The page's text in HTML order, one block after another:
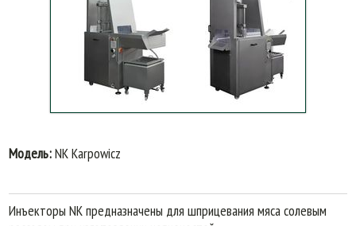
Модель:NK Karpowicz
Инъекторы NK предназначены для шприцевания мяса солевым